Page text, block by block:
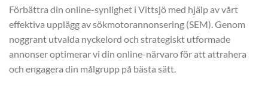
Förbättra din online-synlighet i Vittsjö med hjälp av vårt
effektiva upplägg av sökmotorannonsering (SEM). Genom
noggrant utvalda nyckelord och strategiskt utformade
annonser optimerar vi din online-närvaro för att attrahera
och engagera din målgrupp på bästa sätt.